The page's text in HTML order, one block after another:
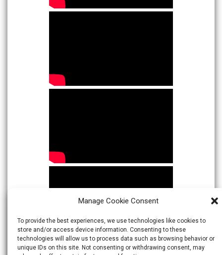
Manage Cookie Consent
To provide the best experiences, we use technologies like cookies to
store and/or access device information. Consenting to these
technologies will allow us to process data such as browsing behavior or
unique IDs on this site. Not consenting or withdrawing consent, may